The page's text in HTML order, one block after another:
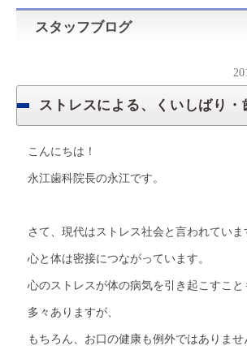
スタッフブログ
ストレスによる、くいしばり・
こんにちは！
永江歯科院長の永江です。
さて、現代はストレス社会と言われていま
心と体は密接につながっています。
心のストレスが体の病気を引き起こすこと
多々ありますが、
もちろん、お口の健康も例外ではありませ